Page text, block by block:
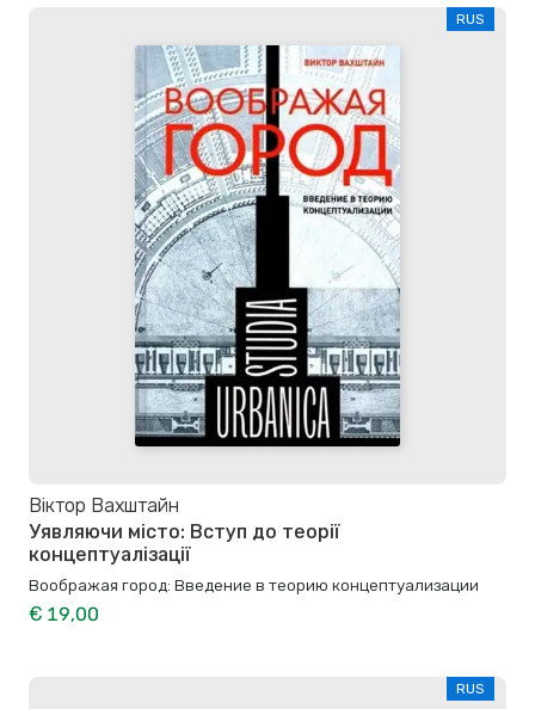
RUS
Віктор Вахштайн
Уявляючи місто: Вступ до теорії
концептуалізації
Воображая город: Введение в теорию концептуализации
€ 19,00
RUS